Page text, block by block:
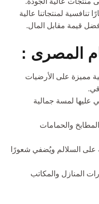
تنافسية لمنتجاتنا عالية
قيمة مقابل المال.
المصرى :
مميزة على الأرضيات
عليها لمسة جمالية
والحمامات
السلالم ويُضفي شعورًا
المنازل والمكاتب